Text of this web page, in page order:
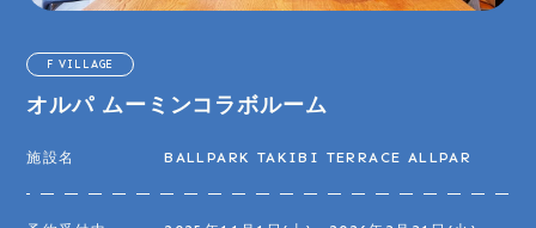
F VILLAGE
オルパ ムーミンコラボルーム
施設名 BALLPARK TAKIBI TERRACE ALLPAR